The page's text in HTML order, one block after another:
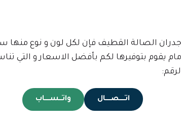
جدران الصالة القطيف فإن لكل لون و نوع
يقوم بتوفيرها لكم بأفضل الاسعار و التي
اتـــــصـــــال واتـــســـــاب